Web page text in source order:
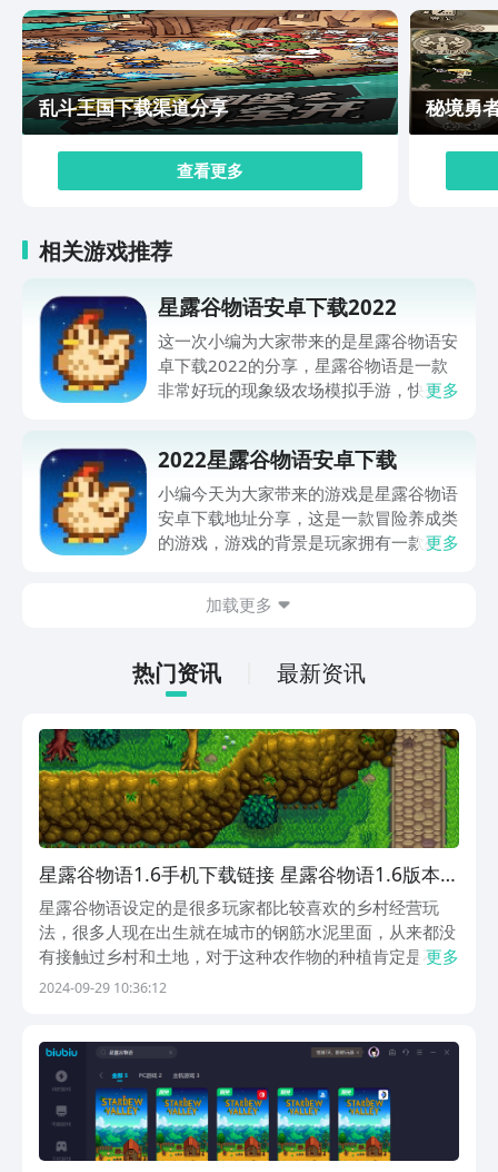
乱斗王国下载渠道分享
查看更多
秘境勇
相关游戏推荐
星露谷物语安卓下载2022
这一次小编为大家带来的是星露谷物语安
卓下载2022的分享，星露谷物语是一款
非常好玩的现象级农场模拟手游，快来一
更多
2022星露谷物语安卓下载
小编今天为大家带来的游戏是星露谷物语
安卓下载地址分享，这是一款冒险养成类
的游戏，游戏的背景是玩家拥有一款残旧
验更多快乐，现在就跟着小编的脚步来看
更多
加载更多
热门资讯 最新资讯
星露谷物语1.6手机下载链接 星露谷物语1.6版本推
荐
星露谷物语设定的是很多玩家都比较喜欢的乡村经营玩
法，很多人现在出生就在城市的钢筋水泥里面，从来都没
有接触过乡村和土地，对于这种农作物的种植肯定是不够
了解的，星露谷物语1.6手机下载链接会在下面分享出
物...
更多
2024-09-29 10:36:12